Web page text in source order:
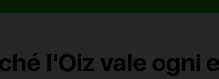
l'Oiz vale ogni